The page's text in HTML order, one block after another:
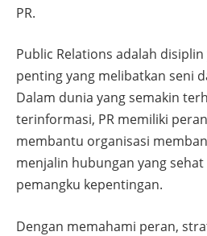
PR.
Public Relations adalah
penting yang melibatkan seni
Dalam dunia yang semakin
terinformasi, PR memiliki
membantu organisasi
menjalin hubungan yang
pemangku kepentingan.
Dengan memahami peran,